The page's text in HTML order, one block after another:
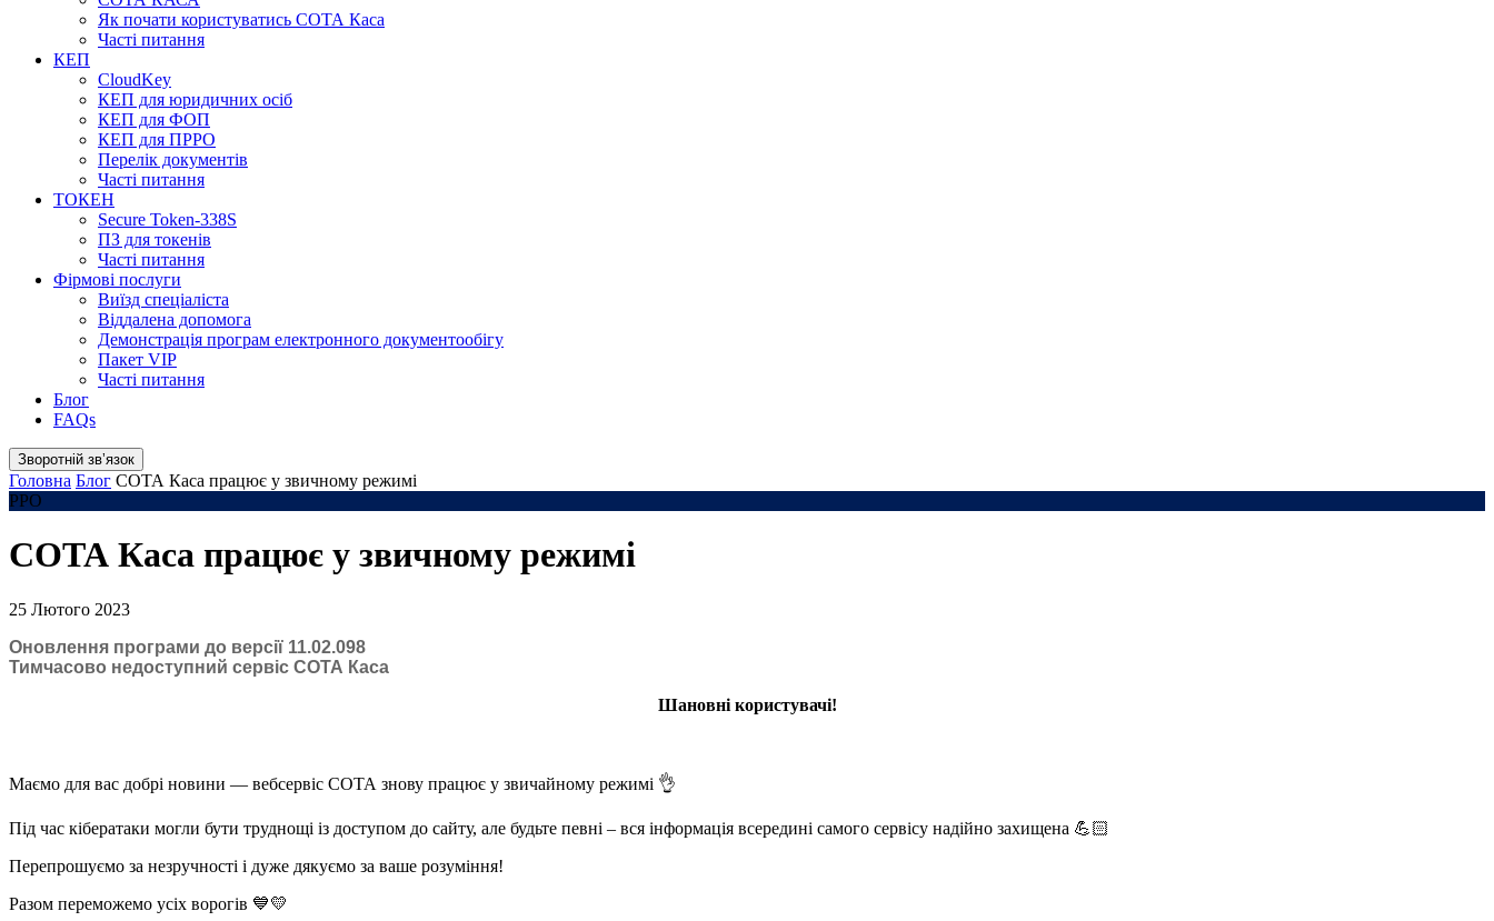
Як почати користуватись СОТА Каса
Часті питання
КЕП
CloudKey
КЕП для юридичних осіб
КЕП для ФОП
КЕП для ПРРО
Перелік документів
Часті питання
ТОКЕН
Secure Token-338S
ПЗ для токенів
Часті питання
Фірмові послуги
Виїзд спеціаліста
Віддалена допомога
Демонстрація програм електронного документообігу
Пакет VIP
Часті питання
Блог
FAQs
Зворотній звʼязок
Головна Блог СОТА Каса працює у звичному режимі
РРО
СОТА Каса працює у звичному режимі
25 Лютого 2023
Оновлення програми до версії 11.02.098
Тимчасово недоступний сервіс СОТА Каса
Шановні користувачі!
Маємо для вас добрі новини — вебсервіс СОТА знову працює у звичайному режимі 👌
Під час кібератаки могли бути труднощі із доступом до сайту, але будьте певні – вся інформація всередині самого сервісу надійно захищена 💪🏻
Перепрошуємо за незручності і дуже дякуємо за ваше розуміння!
Разом переможемо усіх ворогів 💙💛